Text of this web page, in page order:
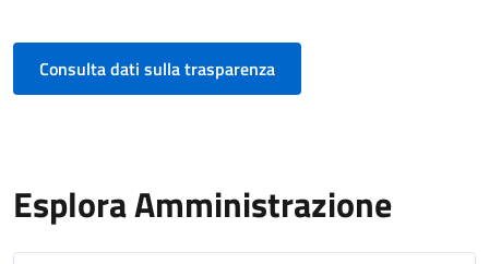
Consulta dati sulla trasparenza
Esplora Amministrazione